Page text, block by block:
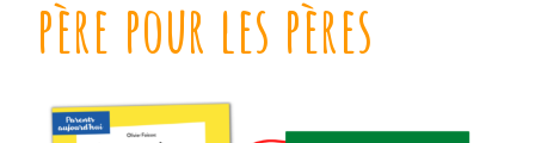
père pour les pères